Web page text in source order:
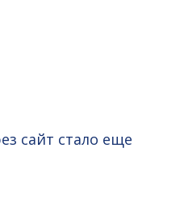
сайт стало еще